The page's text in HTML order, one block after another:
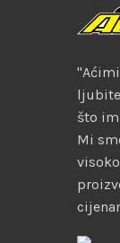
što
Mi